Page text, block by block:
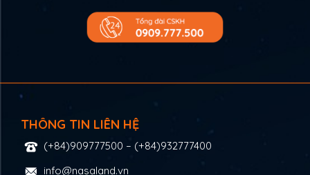
THÔNG TIN LIÊN HỆ
(+84)909777500 – (+84)932777400
info@nasaland.vn